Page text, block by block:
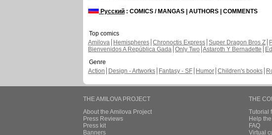
Русский : COMICS / MANGAS | AUTHORS | COMMENTS
Top comics
Amilova
Hemispheres Chronoctis Express Super Dragon Bros Z
Bienvenidos A República Gada Only Two Astaroth Y Bernadette
Genre
Action
Design - Artworks Fantasy - SF Humor Children's books
THE AMILOVA PROJECT
About the Amilova Project
Press Reviews
Press kit
Banners
THE
Tutorial
Help
FAQ
Virtual